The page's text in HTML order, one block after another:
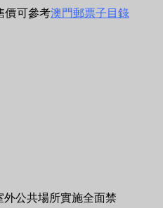
價可參考澳門郵票子目錄
公共場所實施全面禁